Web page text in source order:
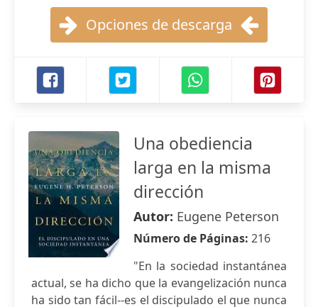
Opciones de descarga
Una obediencia
larga en la misma
dirección
Autor: Eugene Peterson
Número de Páginas: 216
"En la sociedad instantánea
actual, se ha dicho que la evangelización nunca
ha sido tan fácil--es el discipulado el que nunca